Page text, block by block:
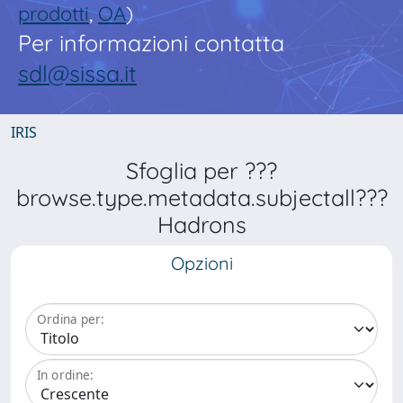
prodotti,OA)
Per informazioni contatta
sdl@sissa.it
IRIS
Sfoglia per ???
browse.type.metadata.subjectall???
Hadrons
Opzioni
Ordina per:
In ordine: